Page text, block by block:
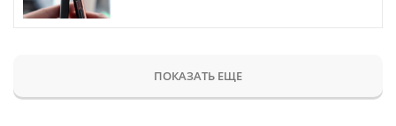
ПОКАЗАТЬ ЕЩЕ